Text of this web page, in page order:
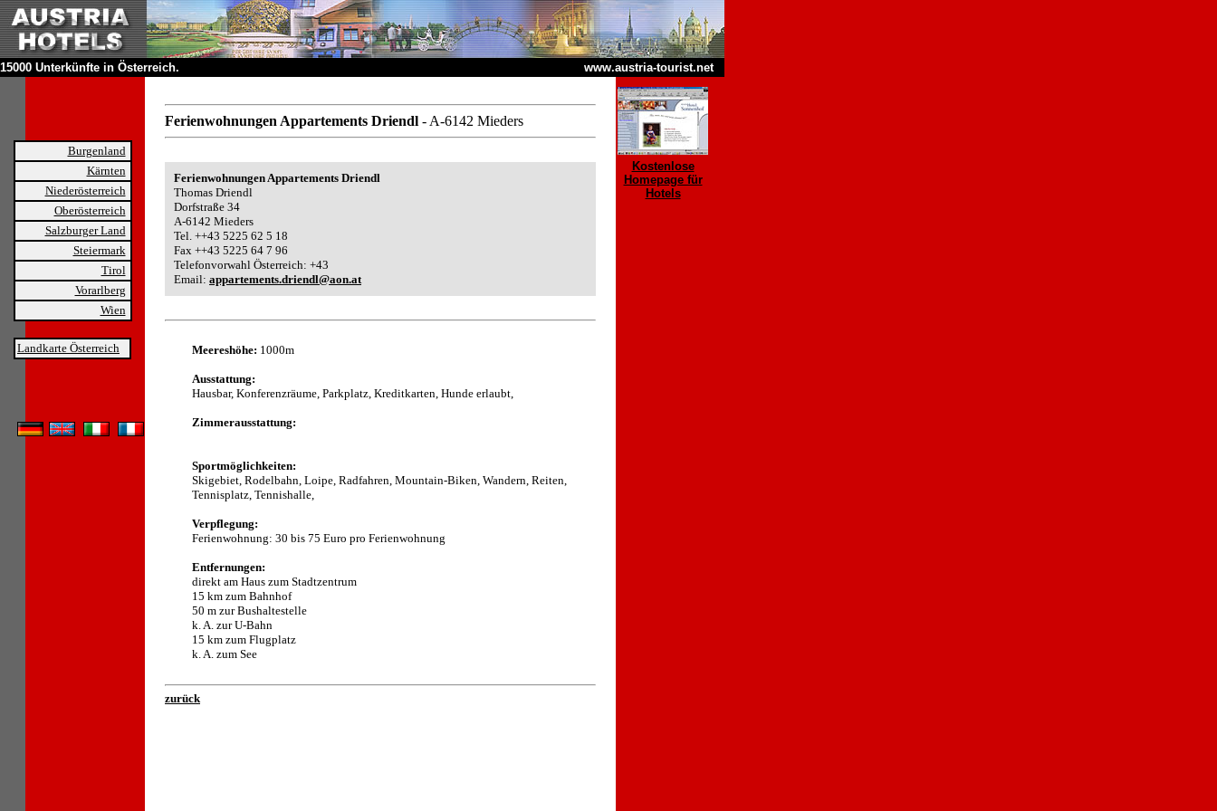
15000 Unterkünfte in Österreich. www.austria-tourist.net
Burgenland
Kärnten
Niederösterreich
Oberösterreich
Salzburger Land
Steiermark
Tirol
Vorarlberg
Wien
Landkarte Österreich
Ferienwohnungen Appartements Driendl - A-6142 Mieders
Ferienwohnungen Appartements Driendl
Thomas Driendl
Dorfstraße 34
A-6142 Mieders
Tel. ++43 5225 62 5 18
Fax ++43 5225 64 7 96
Telefonvorwahl Österreich: +43
Email: appartements.driendl@aon.at
Meereshöhe: 1000m
Ausstattung:
Hausbar, Konferenzräume, Parkplatz, Kreditkarten, Hunde erlaubt,
Zimmerausstattung:
Sportmöglichkeiten:
Skigebiet, Rodelbahn, Loipe, Radfahren, Mountain-Biken, Wandern, Reiten,
Tennisplatz, Tennishalle,
Verpflegung:
Ferienwohnung: 30 bis 75 Euro pro Ferienwohnung
Entfernungen:
direkt am Haus zum Stadtzentrum
15 km zum Bahnhof
50 m zur Bushaltestelle
k. A. zur U-Bahn
15 km zum Flugplatz
k. A. zum See
zurück
Kostenlose
Homepage für
Hotels